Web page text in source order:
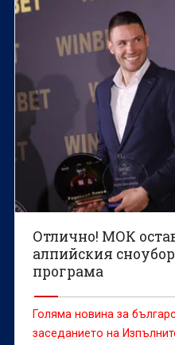
Отлично! МОК
алпийския
програма
Голяма новина за
заседанието на